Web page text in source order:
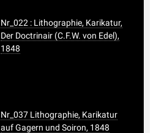
Nr_022 : Lithographie, Karikatur,
Der Doctrinair (C.F.W. von Edel),
1848
Nr_037 Lithographie, Karikatur
auf Gagern und Soiron, 1848